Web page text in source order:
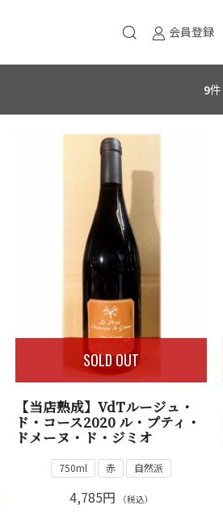
会員登録
9件
SOLD OUT
【当店熟成】VdTルージュ・
ド・コース2020 ル・プティ・
ドメーヌ・ド・ジミオ
750ml 赤 自然派
4,785円 （税込）